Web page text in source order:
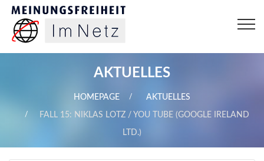
AKTUELLES
HOMEPAGE AKTUELLES
FALL 15: NIKLAS LOTZ / YOU TUBE (GOOGLE IRELAND
LTD.)